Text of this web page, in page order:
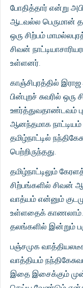
போதித்தார் என்று
ஆடவல்ல பெருமான்
ஒரு சிற்பம்
சிவன்
உள்ளனர்.
காஞ்சிபுரத்தில்
பின்புறச் சுவரில்
ஊர்த்துவதாண்டவம்
ஆனந்தமாக
தமிழ்நாட்டில்
பெற்றிருந்தது.
தமிழ்நாட்டிலும்
சிற்பங்களில் சிவன்
வாத்யம் என்னும்
உள்ளதைக் காணலாம்.
தலங்களில் இன்றும்
பஞ்சமுக
வாத்தியம்
இதை இசைக்கும்